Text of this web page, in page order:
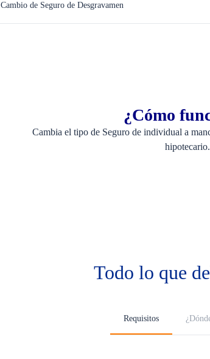
Cambio de Seguro de Desgravamen
¿Cómo
Cambia el tipo de Seguro de individual a
hipotecario.
Todo lo que
Requisitos